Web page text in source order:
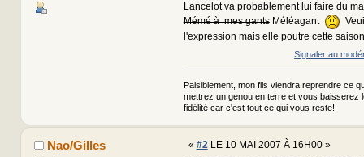
Lancelot va probablement lui faire du
Mémé à mes gantsMéléagant
l'expression mais elle poutre cette
Signaler au
Paisiblement, mon fils viendra reprendre ce
mettrez un genou en terre et vous baisserez
fidélité car c'est tout ce qui vous reste!
Nao/Gilles « #2 LE 10 MAI 2007 À 16H00 »